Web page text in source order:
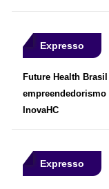
Expresso
Future Health
InovaHC
Expresso